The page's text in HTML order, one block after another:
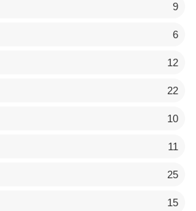
9
6
12
22
10
11
25
15